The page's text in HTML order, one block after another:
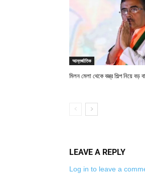
আন্তর্জাতিক
মিলন মেলা থেকে বস্ত্র শিল্প নিয়ে বড়
LEAVE A REPLY
Log in to leave a